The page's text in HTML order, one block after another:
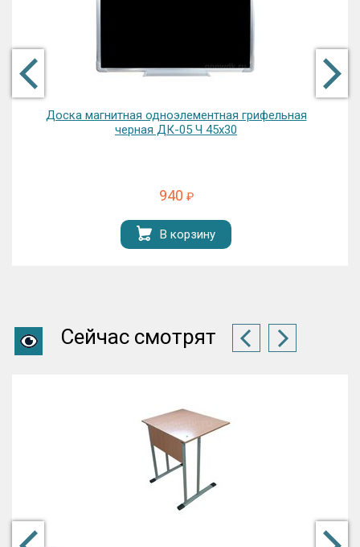
Доска магнитная одноэлементная грифельная
черная ДК-05 Ч 45х30
940 ₽
В корзину
Сейчас смотрят